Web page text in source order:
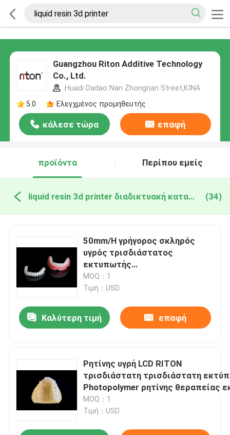
Guangzhou Riton Additive Technology
Co., Ltd.
Huadi Dadao Nan Zhongnan Street,ΚΙΝΑ
5.0
Ελεγχμένος προμηθευτής
κάλεσε τώρα επαφή
προϊόντα Περίπου εμείς
liquid resin 3d printer διαδικτυακή κατασκευή (34)
50mm/H γρήγορος σκληρός
υγρός τρισδιάστατος
εκτυπωτής
192x108mm ρητίνης υψηλός
αντίκτυπος DLP - ανθεκτικός
MOQ：1
Τιμή：USD
Καλύτερη τιμή επαφή
Ρητίνης υγρή LCD RITON
τρισδιάστατη τρισδιάστατη
Photopolymer ρητίνης θεραπείας
MOQ：1
Τιμή：USD